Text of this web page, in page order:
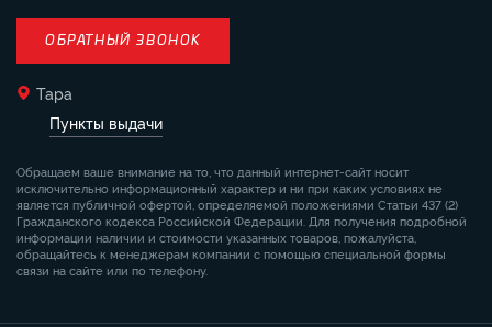
ОБРАТНЫЙ ЗВОНОК
Тара
Пункты выдачи
Обращаем ваше внимание на то, что данный интернет-сайт носит
исключительно информационный характер и ни при каких условиях не
является публичной офертой, определяемой положениями Статьи 437 (2)
Гражданского кодекса Российской Федерации. Для получения подробной
информации наличии и стоимости указанных товаров, пожалуйста,
обращайтесь к менеджерам компании с помощью специальной формы
связи на сайте или по телефону.